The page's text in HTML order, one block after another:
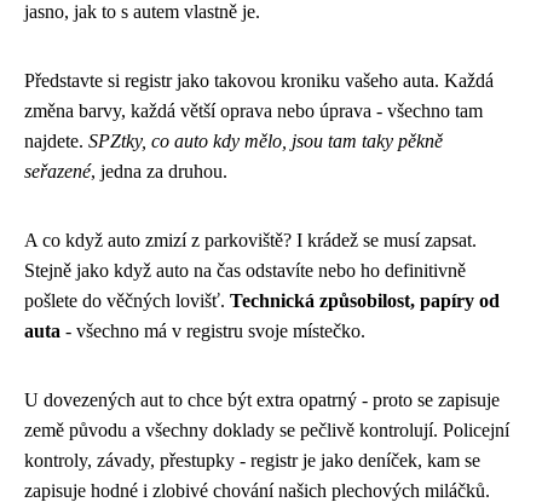
jasno, jak to s autem vlastně je.
Představte si registr jako takovou kroniku vašeho auta. Každá
změna barvy, každá větší oprava nebo úprava - všechno tam
najdete. SPZtky, co auto kdy mělo, jsou tam taky pěkně
seřazené, jedna za druhou.
A co když auto zmizí z parkoviště? I krádež se musí zapsat.
Stejně jako když auto na čas odstavíte nebo ho definitivně
pošlete do věčných lovišť. Technická způsobilost, papíry od
auta - všechno má v registru svoje místečko.
U dovezených aut to chce být extra opatrný - proto se zapisuje
země původu a všechny doklady se pečlivě kontrolují. Policejní
kontroly, závady, přestupky - registr je jako deníček, kam se
zapisuje hodné i zlobivé chování našich plechových miláčků.